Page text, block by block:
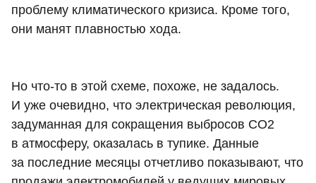
проблему климатического кризиса. Кроме того,
они манят плавностью хода.
Но что-то в этой схеме, похоже, не задалось.
И уже очевидно, что электрическая революция,
задуманная для сокращения выбросов CO2
в атмосферу, оказалась в тупике. Данные
за последние месяцы отчетливо показывают, что